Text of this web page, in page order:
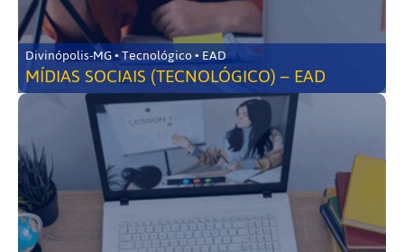
Divinópolis-MG • Tecnológico • EAD
MÍDIAS SOCIAIS (TECNOLÓGICO) – EAD